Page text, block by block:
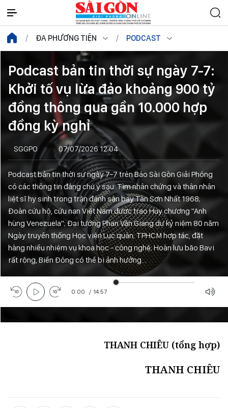
ĐA PHƯƠNG TIỆN PODCAST
Podcast bản tin thời sự ngày 7-7:
Khởi tố vụ lừa đảo khoảng 900 tỷ
đồng thông qua gần 10.000 hợp
đồng kỳ nghỉ
SGGPO 07/07/2026 12:04
Podcast bản tin thời sự ngày 7-7 trên Báo Sài Gòn Giải Phóng
có các thông tin đáng chú ý sau: Tìm nhân chứng và thân nhân
liệt sĩ hy sinh trong trận đánh sân bay Tân Sơn Nhất 1968;
Đoàn cứu hộ, cứu nạn Việt Nam được trao Huy chương "Anh
hùng Venezuela"; Đại tướng Phan Văn Giang dự kỷ niệm 80 năm
Ngày truyền thống Học viện Lục quân; TPHCM hợp tác, đặt
hàng nhiều nhiệm vụ khoa học - công nghệ; Hoàn lưu bão Bavi
rất rộng, Biển Đông có thể bị ảnh hưởng...
0:00 / 14:57
THANH CHIÊU (tổng hợp)
THANH CHIÊU